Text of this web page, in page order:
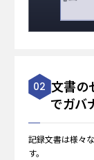
02 文書の
でガバ
記録⽂書は様々
す。